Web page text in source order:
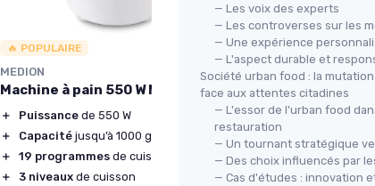
🔥 POPULAIRE
MEDION
Machine à pain 550 W MD11011
＋ Puissance de 550 W
＋
Capacité jusqu’à 1000 g
＋
19 programmes de cuisson
＋
3 niveaux de cuisson
Moteur
＋ Design en
＋ Connecté
distance
★★★★★
★★★★★ 4,3/5
Voir l'offre
— Les voix des experts
— Les controverses sur les
— Une expérience
— L'aspect durable et
Société urban food : la
face aux attentes citadines
— L'essor de l'urban food
restauration
— Un tournant stratégique
— Des choix influencés par
— Cas d'études : innovation